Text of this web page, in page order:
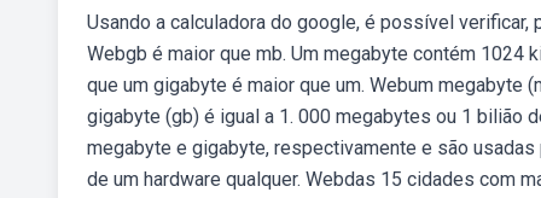
Usando a calculadora do google, é possível
Webgb é maior que mb. Um megabyte contém
que um gigabyte é maior que um. Webum megabyte
gigabyte (gb) é igual a 1. 000 megabytes ou 1 bilião
megabyte e gigabyte, respectivamente e são
de um hardware qualquer. Webdas 15 cidades com